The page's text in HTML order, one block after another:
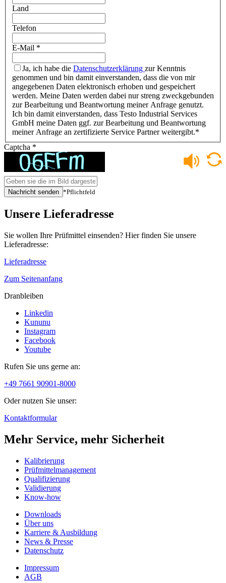
Land
Telefon
E-Mail *
Ja, ich habe die Datenschutzerklärung zur Kenntnis
genommen und bin damit einverstanden, dass die von mir
angegebenen Daten elektronisch erhoben und gespeichert
werden. Meine Daten werden dabei nur streng zweckgebunden
zur Bearbeitung und Beantwortung meiner Anfrage genutzt.
Ich bin damit einverstanden, dass Testo Industrial Services
GmbH meine Daten ggf. zur Bearbeitung und Beantwortung
meiner Anfrage an zertifizierte Service Partner weitergibt.*
Captcha *
Nachricht senden *Pflichtfeld
Unsere Lieferadresse
Sie wollen Ihre Prüfmittel einsenden? Hier finden Sie unsere
Lieferadresse:
Lieferadresse
Zum Seitenanfang
Dranbleiben
Linkedin
Kununu
Instagram
Facebook
Youtube
Rufen Sie uns gerne an:
+49 7661 90901-8000
Oder nutzen Sie unser:
Kontaktformular
Mehr Service, mehr Sicherheit
Kalibrierung
Prüfmittelmanagement
Qualifizierung
Validierung
Know-how
Downloads
Über uns
Karriere & Ausbildung
News & Presse
Datenschutz
Impressum
AGB